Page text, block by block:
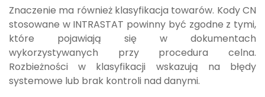
Znaczenie ma również klasyfikacja towarów. Kody CN
stosowane w INTRASTAT powinny być zgodne z tymi,
które pojawiają się w dokumentach
wykorzystywanych przy procedura celna.
Rozbieżności w klasyfikacji wskazują na błędy
systemowe lub brak kontroli nad danymi.